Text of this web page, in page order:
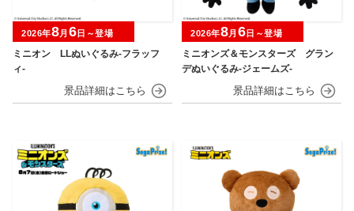
ミニオン LLぬいぐるみ‐フラッフ
ィ‐
2026年8月 6 日～登場
ミニオンズ＆モンスターズ グラン
デぬいぐるみ‐ジェームズ‐
2026年8月 6 日～登場